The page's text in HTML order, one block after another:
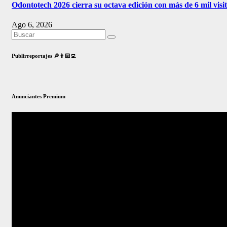
Odontotech 2026 cierra su octava edición con más de 6 mil
Ago 6, 2026
Publirreportajes 🔎👨🏻‍💻
Anunciantes Premium